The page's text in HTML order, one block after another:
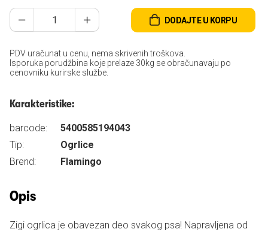
DODAJTE U KORPU
PDV uračunat u cenu, nema skrivenih troškova.
Isporuka porudžbina koje prelaze 30kg se obračunavaju po
cenovniku kurirske službe.
Karakteristike:
barcode:
5400585194043
Tip:
Ogrlice
Brend:
Flamingo
Opis
Zigi ogrlica je obavezan deo svakog psa! Napravljena od